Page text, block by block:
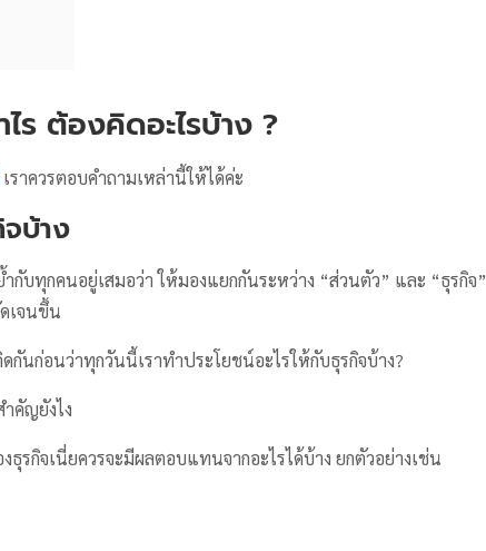
ไร ต้องคิดอะไรบ้าง ?
เราควรตอบคำถามเหล่านี้ให้ได้ค่ะ
จบ้าง
กับทุกคนอยู่เสมอว่า ให้มองแยกกันระหว่าง “ส่วนตัว” และ “ธุรกิจ”
เจนขึ้น
กันก่อนว่าทุกวันนี้เราทำประโยชน์อะไรให้กับธุรกิจบ้าง?
คัญยังไง
ธุรกิจเนี่ยควรจะมีผลตอบแทนจากอะไรได้บ้าง ยกตัวอย่างเช่น